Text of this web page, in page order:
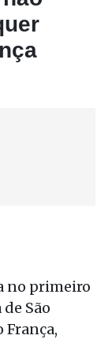
no primeiro
São
França,